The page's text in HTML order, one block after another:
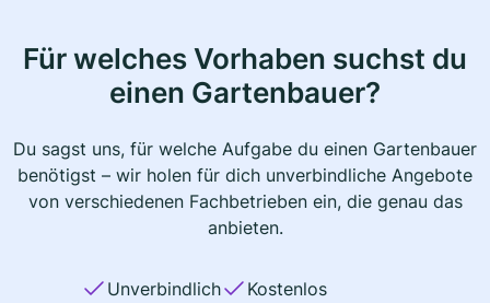
Für welches Vorhaben suchst du
einen Gartenbauer?
Du sagst uns, für welche Aufgabe du einen Gartenbauer
benötigst – wir holen für dich unverbindliche Angebote
von verschiedenen Fachbetrieben ein, die genau das
anbieten.
Unverbindlich
Kostenlos